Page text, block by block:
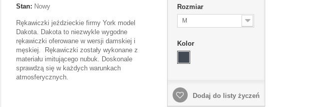
Stan: Nowy
Rękawiczki jeździeckie firmy York model
Dakota. Dakota to niezwykle wygodne
rękawiczki oferowane w wersji damskiej i
męskiej. Rękawiczki zostały wykonane z
materiału imitującego nubuk. Doskonale
sprawdzą się w każdych warunkach
atmosferycznych.
Rozmiar
M
Kolor
Dodaj do listy życzeń